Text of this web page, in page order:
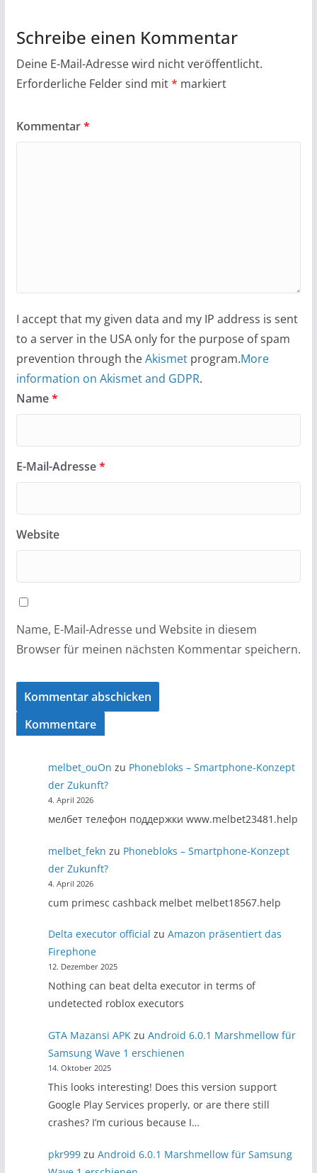
Schreibe einen Kommentar
Deine E-Mail-Adresse wird nicht veröffentlicht.
Erforderliche Felder sind mit* markiert
Kommentar*
I accept that my given data and my IP address is sent
to a server in the USA only for the purpose of spam
prevention through theAkismetprogram.More
information on Akismet and GDPR.
Name*
E-Mail-Adresse*
Website
Name, E-Mail-Adresse und Website in diesem
Browser für meinen nächsten Kommentar speichern.
Kommentare
melbet_ouOn zu Phonebloks – Smartphone-Konzept
der Zukunft?
4. April 2026
мелбет телефон поддержки www.melbet23481.help
melbet_fekn zu Phonebloks – Smartphone-Konzept
der Zukunft?
4. April 2026
cum primesc cashback melbet melbet18567.help
Delta executor official zuAmazon präsentiert das
Firephone
12. Dezember 2025
Nothing can beat delta executor in terms of
undetected roblox executors
GTA Mazansi APK zuAndroid 6.0.1 Marshmellow für
Samsung Wave 1 erschienen
14. Oktober 2025
This looks interesting! Does this version support
Google Play Services properly, or are there still
crashes? I’m curious because I…
pkr999 zuAndroid 6.0.1 Marshmellow für Samsung